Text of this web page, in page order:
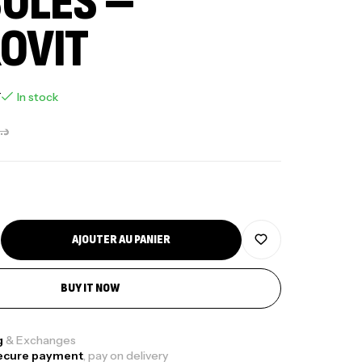
In stock
AJOUTER AU PANIER
BUY IT NOW
& Exchanges
payment, pay on delivery